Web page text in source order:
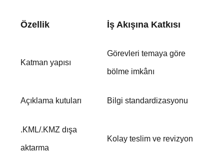
Özellik İş Akışına Katkısı
Katman yapısı
Görevleri temaya göre
bölme imkânı
Açıklama kutuları Bilgi standardizasyonu
.KML/.KMZ dışa
aktarma
Kolay teslim ve revizyon